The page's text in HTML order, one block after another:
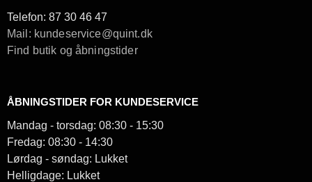
Telefon: 87 30 46 47
Mail: kundeservice@quint.dk
Find butik og åbningstider
ÅBNINGSTIDER FOR KUNDESERVICE
Mandag - torsdag: 08:30 - 15:30
Fredag: 08:30 - 14:30
Lørdag - søndag: Lukket
Helligdage: Lukket